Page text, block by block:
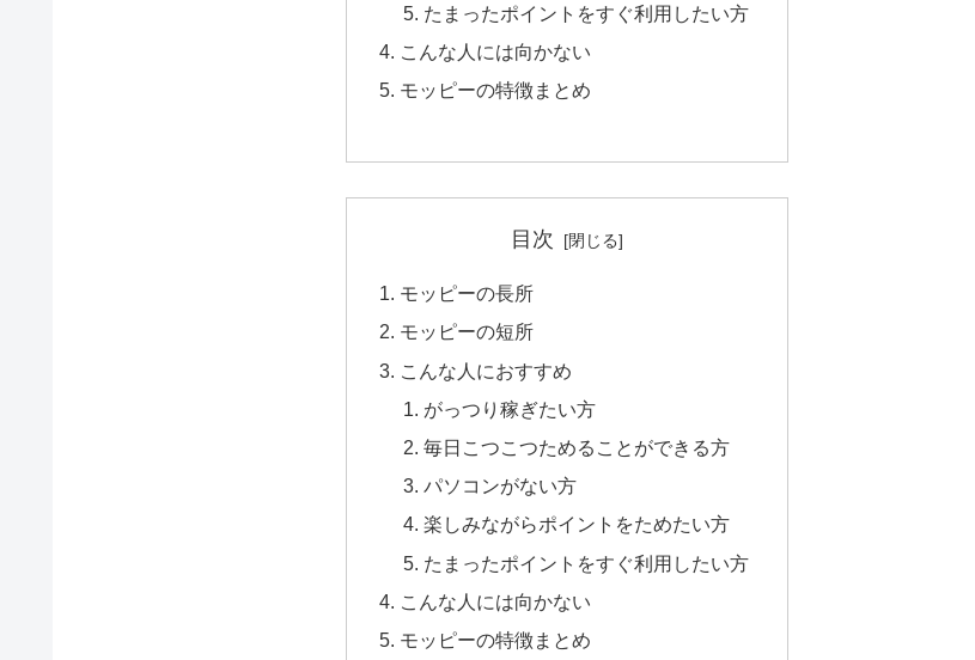
たまったポイントをすぐ利用したい方
こんな人には向かない
モッピーの特徴まとめ
目次
モッピーの長所
モッピーの短所
こんな人におすすめ
がっつり稼ぎたい方
毎日こつこつためることができる方
パソコンがない方
楽しみながらポイントをためたい方
たまったポイントをすぐ利用したい方
こんな人には向かない
モッピーの特徴まとめ